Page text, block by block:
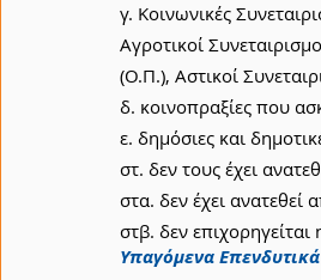
γ. Κοινωνικές
Αγροτικοί
(Ο.Π.), Αστικοί
δ. κοινοπραξίες που
ε. δημόσιες και
στ. δεν τους έχει
στα. δεν έχει
στβ. δεν
Υπαγόμενα